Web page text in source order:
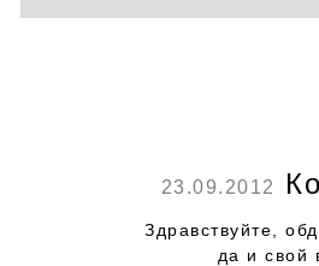
23.09.2012
Здравствуйте,
да и свой